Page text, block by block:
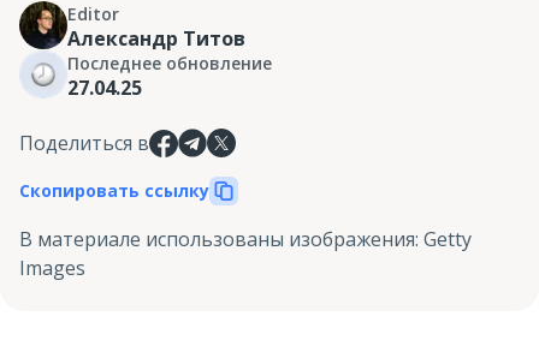
Editor
Александр Титов
Последнее обновление
27.04.25
Поделиться в
Скопировать ссылку
В материале использованы изображения: Getty
Images